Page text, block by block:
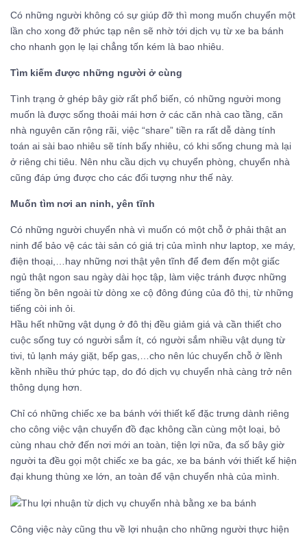
Có những người không có sự giúp đỡ thì mong muốn chuyển một
lần cho xong đỡ phức tạp nên sẽ nhờ tới dịch vụ từ xe ba bánh
cho nhanh gọn lẹ lại chẳng tốn kém là bao nhiêu.
Tìm kiếm được những người ở cùng
Tình trạng ở ghép bây giờ rất phổ biến, có những người mong
muốn là được sống thoải mái hơn ở các căn nhà cao tầng, căn
nhà nguyên căn rộng rãi, việc “share” tiền ra rất dễ dàng tính
toán ai sài bao nhiêu sẽ tính bấy nhiêu, có khi sống chung mà lại
ở riêng chi tiêu. Nên nhu cầu dịch vụ chuyển phòng, chuyển nhà
cũng đáp ứng được cho các đối tượng như thế này.
Muốn tìm nơi an ninh, yên tĩnh
Có những người chuyển nhà vì muốn có một chỗ ở phải thật an
ninh để bảo vệ các tài sản có giá trị của mình như laptop, xe máy,
điện thoại,…hay những nơi thật yên tĩnh để đem đến một giấc
ngủ thật ngon sau ngày dài học tập, làm việc tránh được những
tiếng ồn bên ngoài từ dòng xe cộ đông đúng của đô thị, từ những
tiếng còi inh ỏi.
Hầu hết những vật dụng ở đô thị đều giảm giá và cần thiết cho
cuộc sống tuy có người sắm ít, có người sắm nhiều vật dụng từ
tivi, tủ lạnh máy giặt, bếp gas,…cho nên lúc chuyển chỗ ở lềnh
kềnh nhiều thứ phức tạp, do đó dịch vụ chuyển nhà càng trở nên
thông dụng hơn.
Chỉ có những chiếc xe ba bánh với thiết kế đặc trưng dành riêng
cho công việc vận chuyển đồ đạc không cần cùng một loại, bỏ
cùng nhau chở đến nơi mới an toàn, tiện lợi nữa, đa số bây giờ
người ta đều gọi một chiếc xe ba gác, xe ba bánh với thiết kế hiện
đại khung thùng xe lớn, an toàn để vận chuyển nhà của mình.
Công việc này cũng thu về lợi nhuận cho những người thực hiện